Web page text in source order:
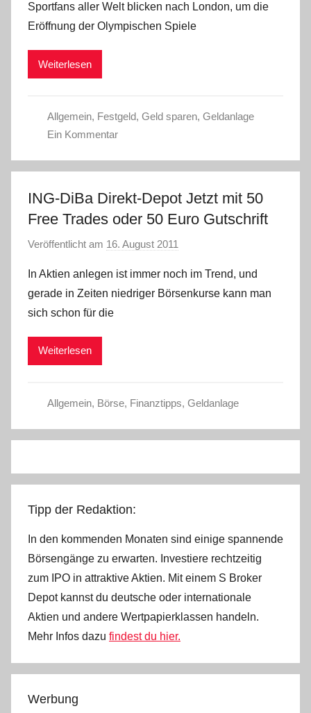
a
d
Sportfans aller Welt blicken nach London, um die
Eröffnung der Olympischen Spiele
Weiterlesen
Allgemein, Festgeld, Geld sparen, Geldanlage
Ein Kommentar
ING-DiBa Direkt-Depot Jetzt mit 50
Free Trades oder 50 Euro Gutschrift
Veröffentlicht am 16. August 2011
n
L
In Aktien anlegen ist immer noch im Trend, und
gerade in Zeiten niedriger Börsenkurse kann man
sich schon für die
Weiterlesen
Allgemein, Börse, Finanztipps, Geldanlage
Tipp der Redaktion:
In den kommenden Monaten sind einige spannende
Börsengänge zu erwarten. Investiere rechtzeitig
zum IPO in attraktive Aktien. Mit einem S Broker
Depot kannst du deutsche oder internationale
Aktien und andere Wertpapierklassen handeln.
Mehr Infos dazu findest du hier.
Werbung